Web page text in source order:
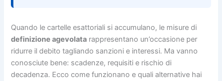
Quando le cartelle esattoriali si accumulano, le misure di
definizione agevolata rappresentano un’occasione per
ridurre il debito tagliando sanzioni e interessi. Ma vanno
conosciute bene: scadenze, requisiti e rischio di
decadenza. Ecco come funzionano e quali alternative hai